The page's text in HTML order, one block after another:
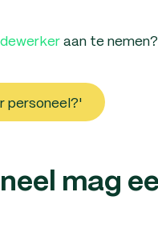
aan te nemen?
personeel?'
mag